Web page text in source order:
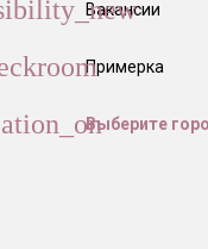
Вакансии
Примерка
Выберите